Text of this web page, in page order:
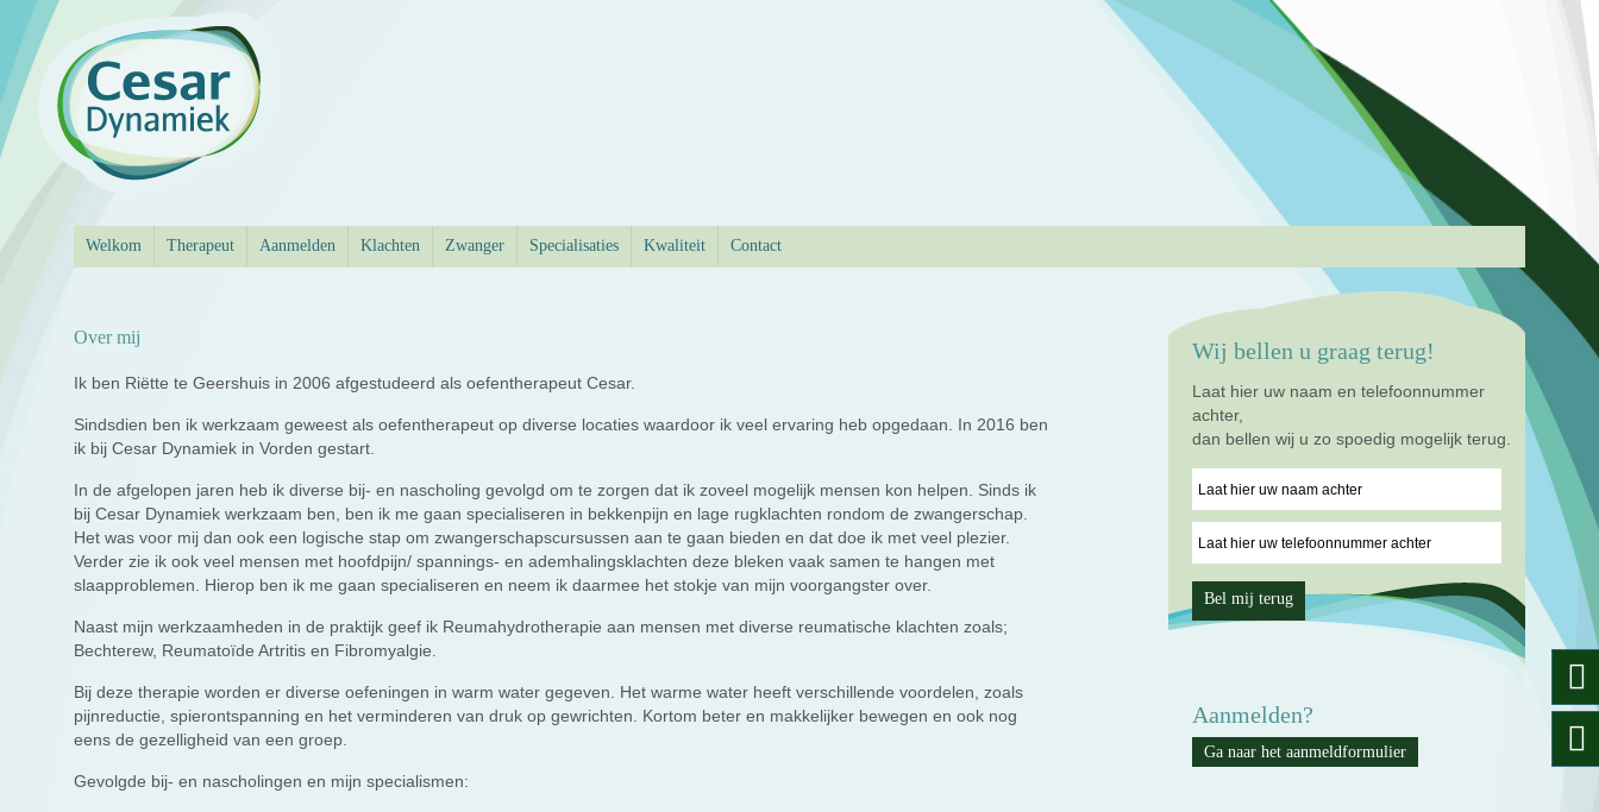
Welkom Therapeut Aanmelden Klachten Zwanger Specialisaties Kwaliteit Contact
Over mij
Ik ben Riëtte te Geershuis in 2006 afgestudeerd als oefentherapeut Cesar.
Sindsdien ben ik werkzaam geweest als oefentherapeut op diverse locaties waardoor ik veel ervaring heb opgedaan. In 2016 ben
ik bij Cesar Dynamiek in Vorden gestart.
In de afgelopen jaren heb ik diverse bij- en nascholing gevolgd om te zorgen dat ik zoveel mogelijk mensen kon helpen. Sinds ik
bij Cesar Dynamiek werkzaam ben, ben ik me gaan specialiseren in bekkenpijn en lage rugklachten rondom de zwangerschap.
Het was voor mij dan ook een logische stap om zwangerschapscursussen aan te gaan bieden en dat doe ik met veel plezier.
Verder zie ik ook veel mensen met hoofdpijn/ spannings- en ademhalingsklachten deze bleken vaak samen te hangen met
slaapproblemen. Hierop ben ik me gaan specialiseren en neem ik daarmee het stokje van mijn voorgangster over.
Naast mijn werkzaamheden in de praktijk geef ik Reumahydrotherapie aan mensen met diverse reumatische klachten zoals;
Bechterew, Reumatoïde Artritis en Fibromyalgie.
Bij deze therapie worden er diverse oefeningen in warm water gegeven. Het warme water heeft verschillende voordelen, zoals
pijnreductie, spierontspanning en het verminderen van druk op gewrichten. Kortom beter en makkelijker bewegen en ook nog
eens de gezelligheid van een groep.
Gevolgde bij- en nascholingen en mijn specialismen:
Wij bellen u graag terug!
Laat hier uw naam en telefoonnummer
achter,
dan bellen wij u zo spoedig mogelijk terug.
Aanmelden?
Ga naar het aanmeldformulier